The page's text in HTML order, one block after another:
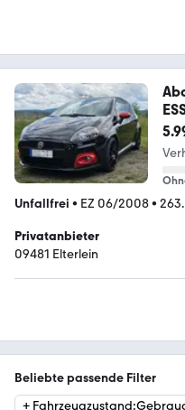
Unfallfrei • EZ 06/2008•
Privatanbieter
09481 Elterlein
Beliebte passende Filter
+ Fahrzeugzustand: